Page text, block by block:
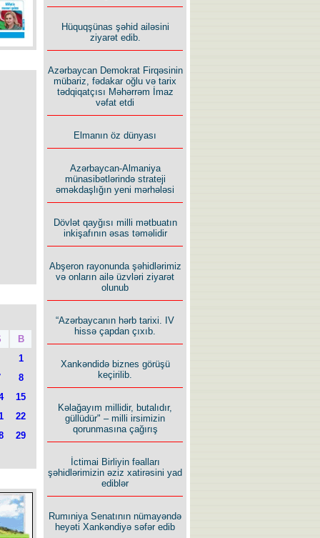
B
1
8
15
22
29
Hüquqşünas şəhid ailəsini
ziyarət edib.
Azərbaycan Demokrat Firqəsinin
mübariz, fədakar oğlu və tarix
tədqiqatçısı Məhərrəm İmaz
vəfat etdi
Elmanın öz dünyası
Azərbaycan-Almaniya
münasibətlərində strateji
əməkdaşlığın yeni mərhələsi
Dövlət qayğısı milli mətbuatın
inkişafının əsas təməlidir
Abşeron rayonunda şəhidlərimiz
və onların ailə üzvləri ziyarət
olunub
“Azərbaycanın hərb tarixi. IV
hissə çapdan çıxıb.
Xankəndidə biznes görüşü
keçirilib.
Kəlağayım millidir, butalıdır,
güllüdür" – milli irsimizin
qorunmasına çağırış
İctimai Birliyin fəalları
şəhidlərimizin əziz xatirəsini yad
ediblər
Rumıniya Senatının nümayəndə
heyəti Xankəndiyə səfər edib